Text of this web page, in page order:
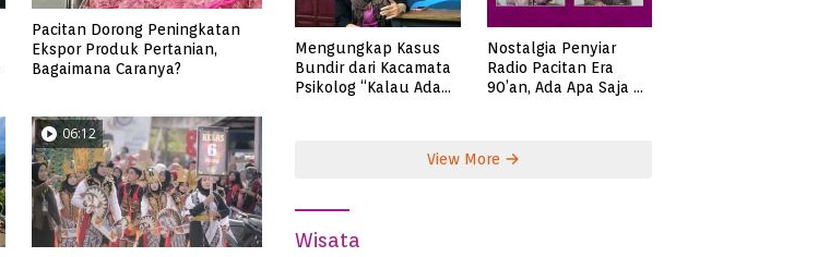
Pacitan Dorong Peningkatan
Ekspor Produk Pertanian,
Bagaimana Caranya?
06:12
Mengungkap Kasus
Bundir dari Kacamata
Psikolog “Kalau Ada
Nostalgia Penyiar
Radio Pacitan Era
90’an, Ada Apa Saja di
View More
Wisata